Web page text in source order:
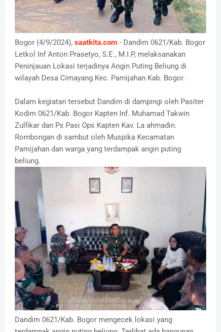
Bogor (4/9/2024), saatkita.com - Dandim 0621/Kab. Bogor
Letkol Inf Anton Prasetyo, S.E., M.I.P, melaksanakan
Peninjauan Lokasi terjadinya Angin Puting Beliung di
wilayah Desa Cimayang Kec. Pamijahan Kab. Bogor.
Dalam kegiatan tersebut Dandim di dampingi oleh Pasiter
Kodim 0621/Kab. Bogor Kapten Inf. Muhamad Takwin
Zulfikar dan Ps Pasi Ops Kapten Kav. La ahmadin.
Rombongan di sambut oleh Muspika Kecamatan
Pamijahan dan warga yang terdampak angin puting
beliung.
Dandim 0621/Kab. Bogor mengecek lokasi yang